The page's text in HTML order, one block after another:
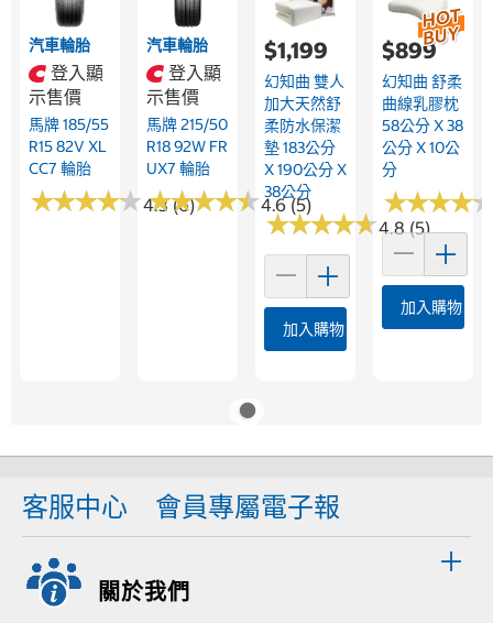
汽車輪胎
登入顯
示售價
馬牌 185/55
R15 82V XL
CC7 輪胎
★★★★★
★★★★★4.3 (6)
汽車輪胎
登入顯
示售價
馬牌 215/50
R18 92W FR
UX7 輪胎
★★★★★
★★★★★4.6 (5)
$1,199
幻知曲 雙人
加大天然舒
柔防水保潔
墊 183公分
X 190公分 X
38公分
★★★★★
★★★★★4.8 (5)
加入購物車
$899
幻知曲 舒柔
曲線乳膠枕
58公分 X 38
公分 X 10公
分
★★★★
★★★★
加入購物車
客服中心 會員專屬電子報
關於我們